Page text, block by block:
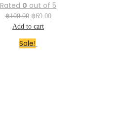
Rated 0 out of 5
฿100.00 Original
price
was:
฿100.00.
฿69.00Current
Add to cart
Sale!